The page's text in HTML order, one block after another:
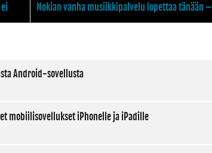
Nokian vanha musiikkipalvelu lopettaa tänään –
Microsoft hyökkäsi apajille
Android-sovellusta
mobiilisovellukset iPhonelle ja iPadille